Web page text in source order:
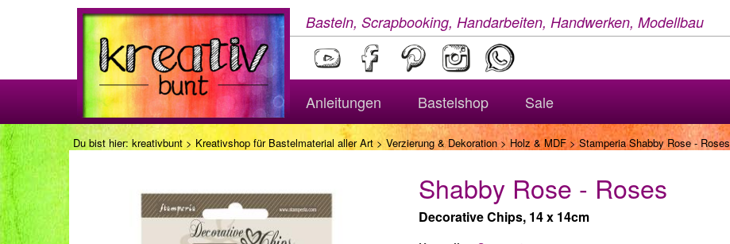
Basteln, Scrapbooking, Handarbeiten, Handwerken, Modellbau
Anleitungen Bastelshop Sale
Du bist hier: kreativbunt > Kreativshop für Bastelmaterial aller Art> Verzierung & Dekoration>Holz & MDF > Stamperia Shabby Rose - Roses
Shabby Rose - Roses
Decorative Chips, 14 x 14cm